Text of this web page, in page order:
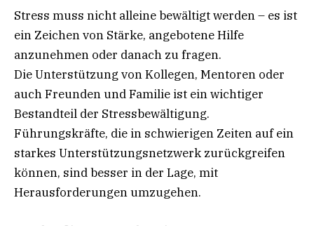
Stress muss nicht alleine bewältigt werden – es ist
ein Zeichen von Stärke, angebotene Hilfe
anzunehmen oder danach zu fragen.
Die Unterstützung von Kollegen, Mentoren oder
auch Freunden und Familie ist ein wichtiger
Bestandteil der Stressbewältigung.
Führungskräfte, die in schwierigen Zeiten auf ein
starkes Unterstützungsnetzwerk zurückgreifen
können, sind besser in der Lage, mit
Herausforderungen umzugehen.